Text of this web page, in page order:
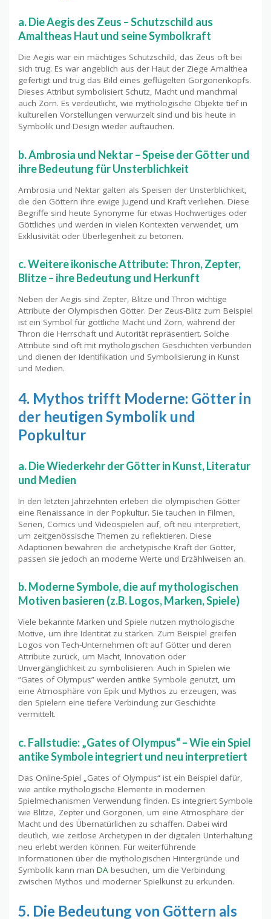
a. Die Aegis des Zeus – Schutzschild aus
Amaltheas Haut und seine Symbolkraft
Die Aegis war ein mächtiges Schutzschild, das Zeus oft bei
sich trug. Es war angeblich aus der Haut der Ziege Amalthea
gefertigt und trug das Bild eines geflügelten Gorgonenkopfs.
Dieses Attribut symbolisiert Schutz, Macht und manchmal
auch Zorn. Es verdeutlicht, wie mythologische Objekte tief in
kulturellen Vorstellungen verwurzelt sind und bis heute in
Symbolik und Design wieder auftauchen.
b. Ambrosia und Nektar – Speise der Götter und
ihre Bedeutung für Unsterblichkeit
Ambrosia und Nektar galten als Speisen der Unsterblichkeit,
die den Göttern ihre ewige Jugend und Kraft verliehen. Diese
Begriffe sind heute Synonyme für etwas Hochwertiges oder
Göttliches und werden in vielen Kontexten verwendet, um
Exklusivität oder Überlegenheit zu betonen.
c. Weitere ikonische Attribute: Thron, Zepter,
Blitze – ihre Bedeutung und Herkunft
Neben der Aegis sind Zepter, Blitze und Thron wichtige
Attribute der Olympischen Götter. Der Zeus-Blitz zum Beispiel
ist ein Symbol für göttliche Macht und Zorn, während der
Thron die Herrschaft und Autorität repräsentiert. Solche
Attribute sind oft mit mythologischen Geschichten verbunden
und dienen der Identifikation und Symbolisierung in Kunst
und Medien.
4. Mythos trifft Moderne: Götter in
der heutigen Symbolik und
Popkultur
a. Die Wiederkehr der Götter in Kunst, Literatur
und Medien
In den letzten Jahrzehnten erleben die olympischen Götter
eine Renaissance in der Popkultur. Sie tauchen in Filmen,
Serien, Comics und Videospielen auf, oft neu interpretiert,
um zeitgenössische Themen zu reflektieren. Diese
Adaptionen bewahren die archetypische Kraft der Götter,
passen sie jedoch an moderne Werte und Erzählweisen an.
b. Moderne Symbole, die auf mythologischen
Motiven basieren (z.B. Logos, Marken, Spiele)
Viele bekannte Marken und Spiele nutzen mythologische
Motive, um ihre Identität zu stärken. Zum Beispiel greifen
Logos von Tech-Unternehmen oft auf Götter und deren
Attribute zurück, um Macht, Innovation oder
Unvergänglichkeit zu symbolisieren. Auch in Spielen wie
“Gates of Olympus” werden antike Symbole genutzt, um
eine Atmosphäre von Epik und Mythos zu erzeugen, was
den Spielern eine tiefere Verbindung zur Geschichte
vermittelt.
c. Fallstudie: „Gates of Olympus“ – Wie ein Spiel
antike Symbole integriert und neu interpretiert
Das Online-Spiel „Gates of Olympus“ ist ein Beispiel dafür,
wie antike mythologische Elemente in modernen
Spielmechanismen Verwendung finden. Es integriert Symbole
wie Blitze, Zepter und Gorgonen, um eine Atmosphäre der
Macht und des Übernatürlichen zu schaffen. Dabei wird
deutlich, wie zeitlose Archetypen in der digitalen Unterhaltung
neu erlebt werden können. Für weiterführende
Informationen über die mythologischen Hintergründe und
Symbolik kann man DA besuchen, um die Verbindung
zwischen Mythos und moderner Spielkunst zu erkunden.
5. Die Bedeutung von Göttern als